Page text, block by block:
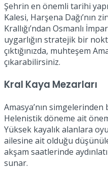
Şehrin en önemli tarihi
Kalesi, Harşena Dağı’nın
Krallığı’ndan Osmanlı
uygarlığın stratejik bir
çıktığınızda, muhteşem
çıkarabilirsiniz.
Kral Kaya Mezarları
Amasya’nın
Helenistik döneme ait
Yüksek kayalık alanlara
ailesine ait olduğu
akşam saatlerinde
sunar.